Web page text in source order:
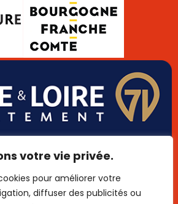
votre vie privée.
pour améliorer votre
diffuser des publicités ou
CookiesMentions légales